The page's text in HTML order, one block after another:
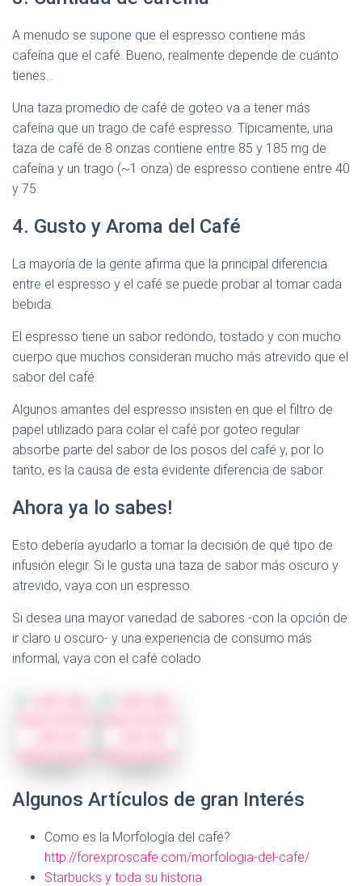
A menudo se supone que el espresso contiene más
cafeína que el café. Bueno, realmente depende de cuánto
tienes…
Una taza promedio de café de goteo va a tener más
cafeína que un trago de café espresso. Típicamente, una
taza de café de 8 onzas contiene entre 85 y 185 mg de
cafeína y un trago (~1 onza) de espresso contiene entre 40
y 75.
4. Gusto y Aroma del Café
La mayoría de la gente afirma que la principal diferencia
entre el espresso y el café se puede probar al tomar cada
bebida.
El espresso tiene un sabor redondo, tostado y con mucho
cuerpo que muchos consideran mucho más atrevido que el
sabor del café.
Algunos amantes del espresso insisten en que el filtro de
papel utilizado para colar el café por goteo regular
absorbe parte del sabor de los posos del café y, por lo
tanto, es la causa de esta evidente diferencia de sabor.
Ahora ya lo sabes!
Esto debería ayudarlo a tomar la decisión de qué tipo de
infusión elegir. Si le gusta una taza de sabor más oscuro y
atrevido, vaya con un espresso.
Si desea una mayor variedad de sabores -con la opción de
ir claro u oscuro- y una experiencia de consumo más
informal, vaya con el café colado.
Algunos Artículos de gran Interés
Como es la Morfología del café?
http://forexproscafe.com/morfologia-del-cafe/
Starbucks y toda su historia